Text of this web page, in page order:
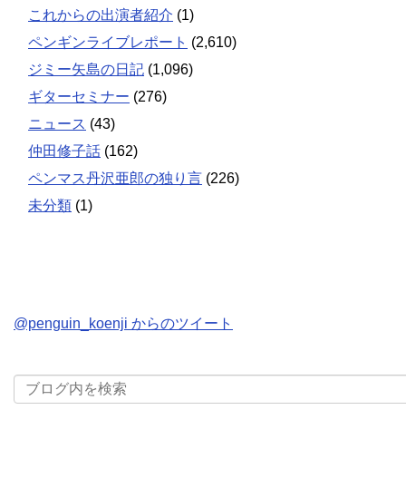
これからの出演者紹介 (1)
ペンギンライブレポート (2,610)
ジミー矢島の日記 (1,096)
ギターセミナー (276)
ニュース (43)
仲田修子話 (162)
ペンマス丹沢亜郎の独り言 (226)
未分類 (1)
@penguin_koenji からのツイート